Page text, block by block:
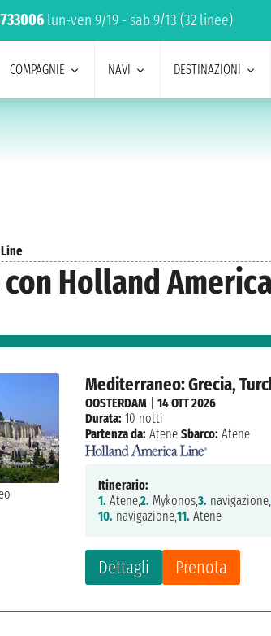
lun-ven 9/19 - sab 9/13 (32 linee)
COMPAGNIE NAVI DESTINAZIONI
Holland
Mediterraneo: Grecia,
Dettagli Prenota
OOSTERDAM |14 OTT 2026
Durata: 10 notti
Partenza da: Atene Sbarco: Atene
Itinerario:
1. Atene,2. Mykonos,3. navigazione,
10. navigazione,11. Atene